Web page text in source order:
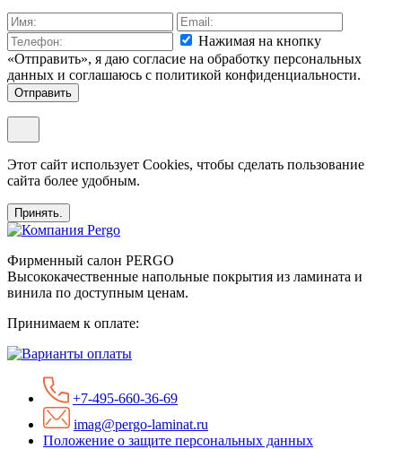
Нажимая на кнопку
«Отправить», я даю согласие на обработку персональных
данных и соглашаюсь c политикой конфиденциальности.
Отправить
Этот сайт использует Cookies, чтобы сделать пользование
сайта более удобным.
Принять.
Фирменный салон PERGO
Высококачественные напольные покрытия из ламината и
винила по доступным ценам.
Принимаем к оплате:
+7-495-660-36-69
imag@pergo-laminat.ru
Положение о защите персональных данных